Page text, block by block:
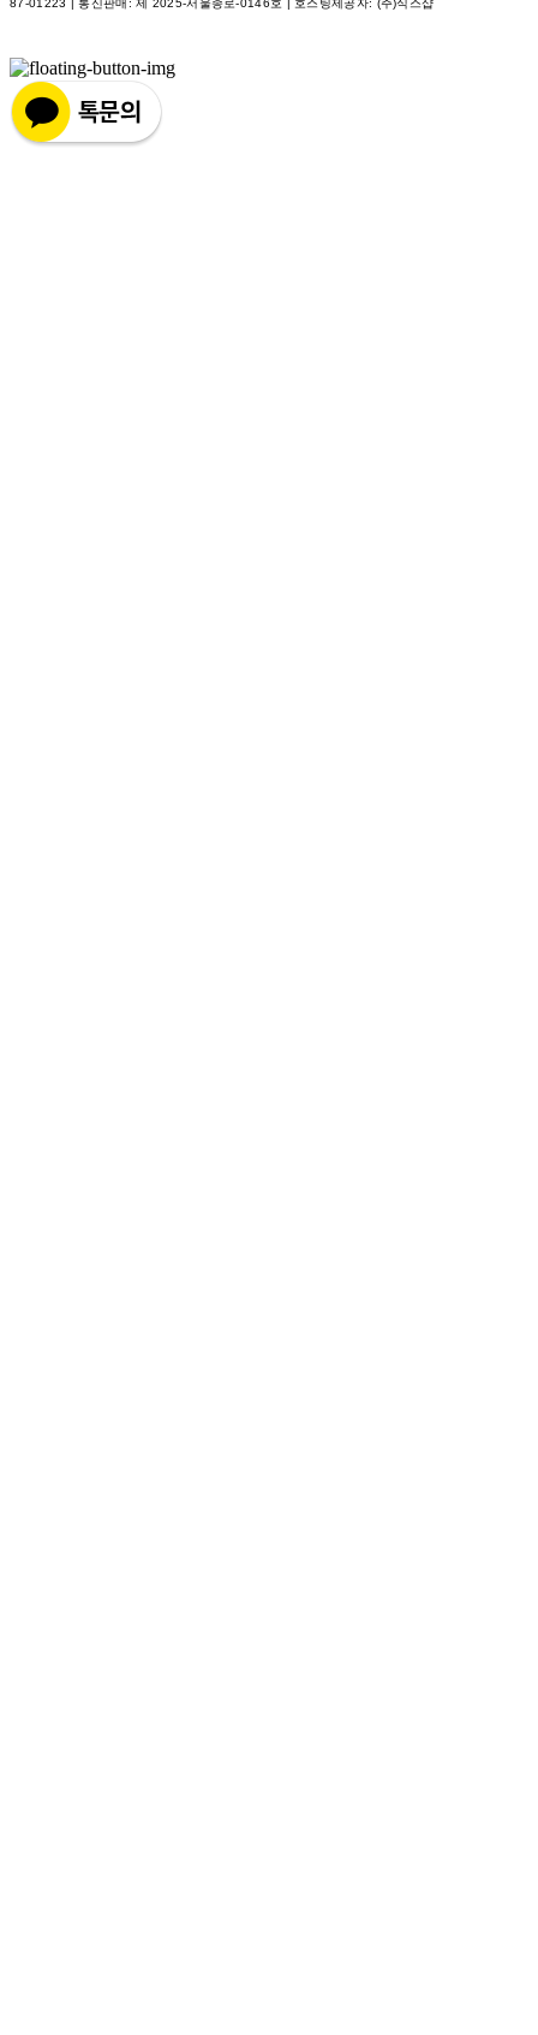
87-01223 | 통신판매:제 2025-서울종로-0146호 | 호스팅제공자: (주)식스샵